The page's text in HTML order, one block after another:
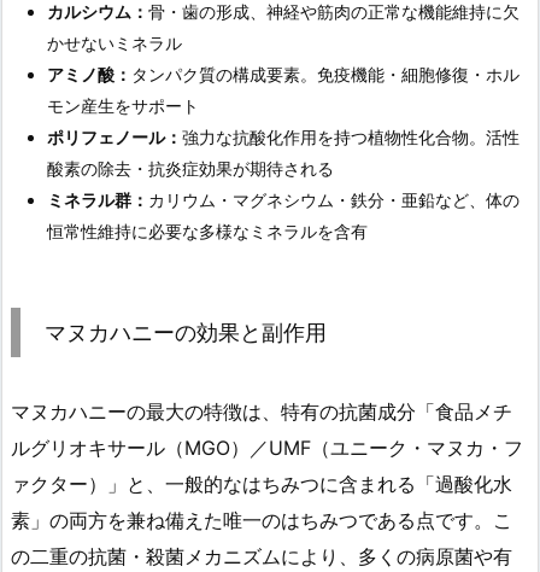
カルシウム： 骨・歯の形成、神経や筋肉の正常な機能維持に欠
かせないミネラル
アミノ酸： タンパク質の構成要素。免疫機能・細胞修復・ホル
モン産生をサポート
ポリフェノール： 強力な抗酸化作用を持つ植物性化合物。活性
酸素の除去・抗炎症効果が期待される
ミネラル群： カリウム・マグネシウム・鉄分・亜鉛など、体の
恒常性維持に必要な多様なミネラルを含有
マヌカハニーの効果と副作用
マヌカハニーの最大の特徴は、特有の抗菌成分「食品メチ
ルグリオキサール（MGO）／UMF（ユニーク・マヌカ・フ
ァクター）」と、一般的なはちみつに含まれる「過酸化水
素」の両方を兼ね備えた唯一のはちみつである点です。こ
の二重の抗菌・殺菌メカニズムにより、多くの病原菌や有